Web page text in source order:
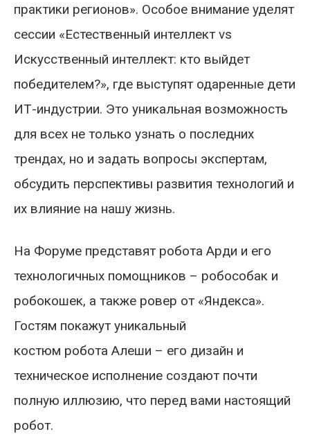
практики регионов». Особое внимание уделят
сессии «Естественный интеллект vs
Искусственный интеллект: кто выйдет
победителем?», где выступят одаренные дети
ИТ-индустрии. Это уникальная возможность
для всех не только узнать о последних
трендах, но и задать вопросы экспертам,
обсудить перспективы развития технологий и
их влияние на нашу жизнь.
На Форуме представят робота Арди и его
технологичных помощников – робособак и
робокошек, а также ровер от «Яндекса».
Гостям покажут уникальный
костюм робота Алеши – его дизайн и
техническое исполнение создают почти
полную иллюзию, что перед вами настоящий
робот.